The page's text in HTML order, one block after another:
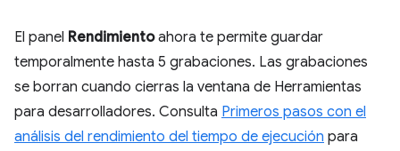
El panel Rendimientoahora te permite guardar
temporalmente hasta 5 grabaciones. Las grabaciones
se borran cuando cierras la ventana de Herramientas
para desarrolladores. Consulta Primeros pasos con el
análisis del rendimiento del tiempo de ejecución para